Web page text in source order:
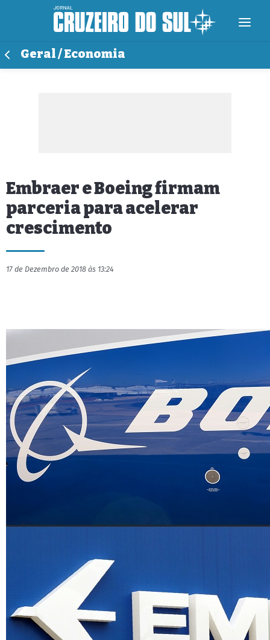
Geral / Economia
Embraer e Boeing firmam
parceria para acelerar
crescimento
17 de Dezembro de 2018 às 13:24